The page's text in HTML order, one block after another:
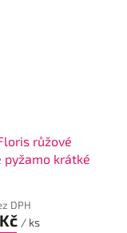
růžové
pyžamo krátké
DPH
/ ks